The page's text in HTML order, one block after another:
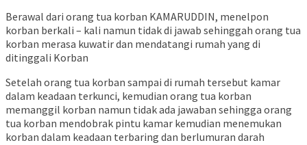
Berawal dari orang tua korban KAMARUDDIN, menelpon
korban berkali – kali namun tidak di jawab sehinggah orang tua
korban merasa kuwatir dan mendatangi rumah yang di
ditinggali Korban
Setelah orang tua korban sampai di rumah tersebut kamar
dalam keadaan terkunci, kemudian orang tua korban
memanggil korban namun tidak ada jawaban sehingga orang
tua korban mendobrak pintu kamar kemudian menemukan
korban dalam keadaan terbaring dan berlumuran darah